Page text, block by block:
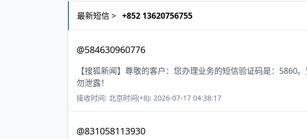
最新短信 > +852 13620756755
@584630960776
【搜狐新闻】尊敬的客户：您办理业务的短信验证码是：5860
勿泄露！
接收时间: 北京时间(+8): 2026-07-17 04:38:17
@831058113930